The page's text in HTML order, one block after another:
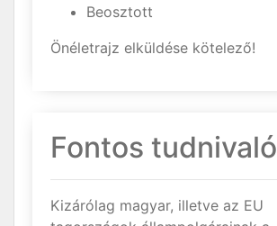
Beosztott
Önéletrajz elküldése kötelező!
Fontos tudnivaló
Kizárólag magyar, illetve az EU